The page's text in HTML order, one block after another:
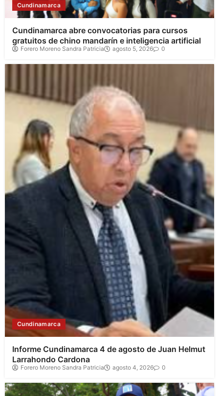
Cundinamarca
Cundinamarca abre convocatorias para cursos
gratuitos de chino mandarín e inteligencia artificial
Forero Moreno Sandra Patricia agosto 5, 2026 0
Cundinamarca
Informe Cundinamarca 4 de agosto de Juan Helmut
Larrahondo Cardona
Forero Moreno Sandra Patricia agosto 4, 2026 0